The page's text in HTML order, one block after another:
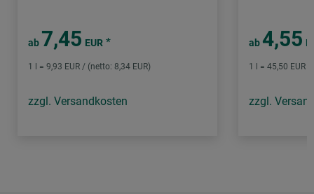
ab 7,45 EUR *
1 l = 9,93 EUR / (netto: 8,34 EUR)
zzgl. Versandkosten
ab 4,55
1 l = 45,50 EUR
zzgl.